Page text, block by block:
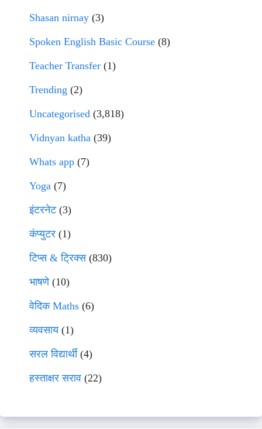
Shasan nirnay (3)
Spoken English Basic Course (8)
Teacher Transfer (1)
Trending (2)
Uncategorised (3,818)
Vidnyan katha (39)
Whats app (7)
Yoga (7)
इंटरनेट(3)
कंप्युटर (1)
टिप्स & ट्रिक्स(830)
भाषणे(10)
वेदिक Maths (6)
व्यवसाय(1)
सरल विद्यार्थी(4)
हस्ताक्षर सराव (22)